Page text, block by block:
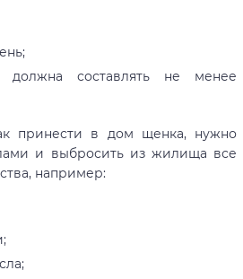
должна составлять не менее
принести в дом щенка, нужно
и выбросить из жилища все
например: